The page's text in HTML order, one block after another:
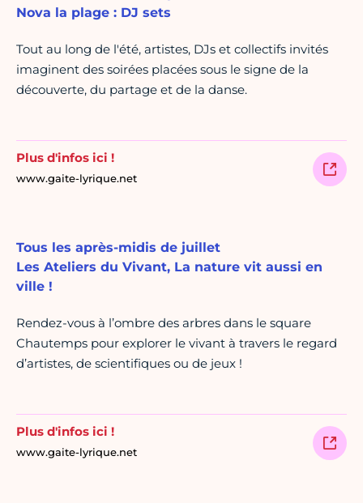
Nova la plage : DJ sets
Tout au long de l'été, artistes, DJs et collectifs invités
imaginent des soirées placées sous le signe de la
découverte, du partage et de la danse.
Plus d'infos ici !
www.gaite-lyrique.net
Tous les après-midis de juillet
Les Ateliers du Vivant, La nature vit aussi en
ville !
Rendez-vous à l’ombre des arbres dans le square
Chautemps pour explorer le vivant à travers le regard
d’artistes, de scientifiques ou de jeux !
Plus d'infos ici !
www.gaite-lyrique.net